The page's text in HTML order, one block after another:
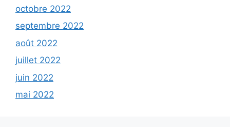
octobre 2022
septembre 2022
août 2022
juillet 2022
juin 2022
mai 2022